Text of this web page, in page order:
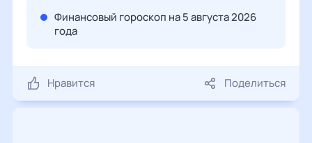
Финансовый гороскоп на 5 августа 2026
года
Нравится Поделиться